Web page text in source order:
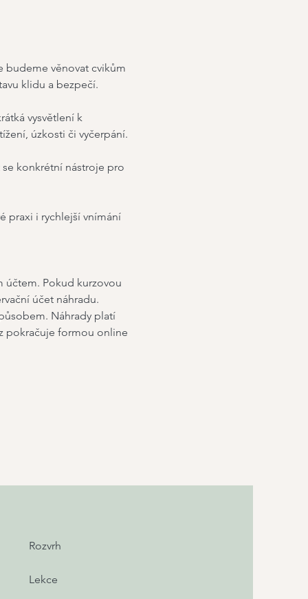
budeme věnovat cvikům
klidu a bezpečí.
vysvětlení k
úzkosti či vyčerpání.
konkrétní nástroje pro
praxi i rychlejší vnímání
účtem. Pokud kurzovou
účet náhradu.
Náhrady platí
pokračuje formou online
Rozvrh
Lekce